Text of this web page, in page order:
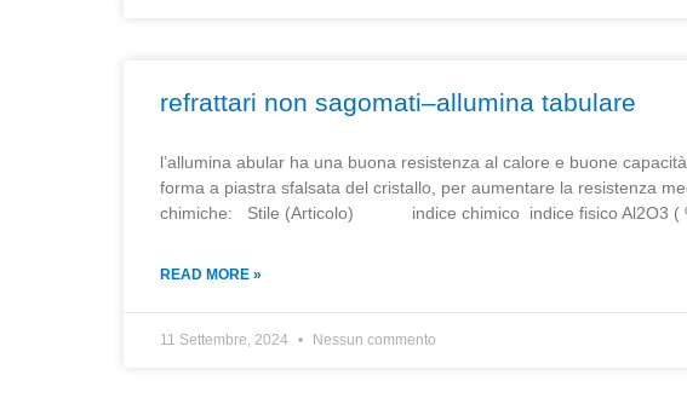
refrattari non sagomati–allumina tabulare
l’allumina abular ha una buona resistenza al calore e buone
forma a piastra sfalsata del cristallo, per aumentare la resistenza
chimiche: Stile (Articolo) indice chimico indice fisico Al2O3 (
READ MORE »
11 Settembre, 2024 Nessun commento